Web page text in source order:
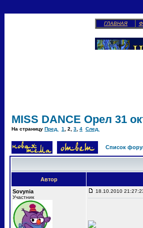
ГЛАВНАЯ
MISS DANCE Орел 31
На страницу Пред. 1 2 3 4 След.
Список
Автор
Sovynia
Участник
18.10.2010